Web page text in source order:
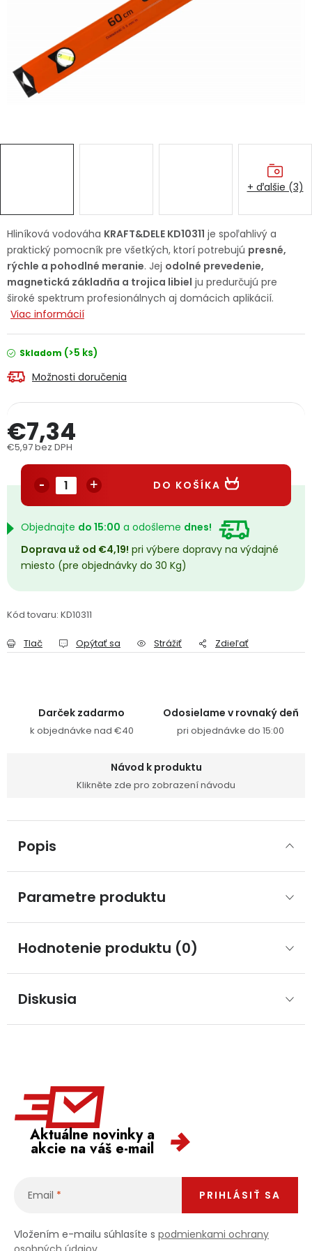
Ochranné pracovné pomôcky
Vianoce
Fotovoltaika
Servis náradia Hodnotenie obchodu
Doprava a platba Váš zákaznícky účet
Kontakty
Reklamačný formulár
Obchodné podmienky Reklamačný poriadok
Podmienky ochrany osobných údajov
Přihlášení Registrace +
Hliníková vodováha KRAFT&DELE KD10311 je spoľahlivý a
praktický pomocník pre všetkých, ktorí potrebujú presné,
rýchle a pohodlné meranie. Jej odolné prevedenie,
magnetická základňa a trojica libiel ju predurčujú pre
široké spektrum profesionálnych aj domácich aplikácií.
Viac informácií
Skladom (>5 ks)
Možnosti doručenia
€7,34
€5,97 bez DPH
DO KOŠÍKA
Objednajte do 15:00 a odošleme dnes!
Doprava už od €4,19! pri výbere dopravy na výdajné
miesto (pre objednávky do 30 Kg)
Kód tovaru: KD10311
Tlač Opýtať sa Strážiť Zdieľať
+ ďalšie (3)
Darček zadarmo
k objednávke nad €40
Odosielame v rovnaký deň
pri objednávke do 15:00
Návod k produktu
Klikněte zde pro zobrazení návodu
Popis
Parametre produktu
Hodnotenie produktu (0)
Diskusia
Aktuálne novinky a
akcie na váš e-mail
Email
Vložením e-mailu súhlasíte s podmienkami ochrany
PRIHLÁSIŤ SA